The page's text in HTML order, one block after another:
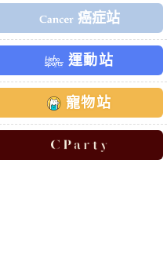
癌症站
運動站
寵物站